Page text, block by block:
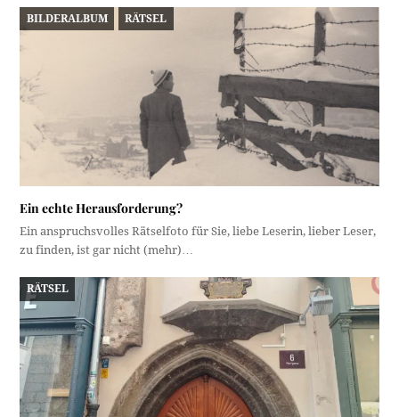
BILDERALBUM RÄTSEL
Ein echte Herausforderung?
Ein anspruchsvolles Rätselfoto für Sie, liebe Leserin, lieber Leser,
zu finden, ist gar nicht (mehr)…
RÄTSEL